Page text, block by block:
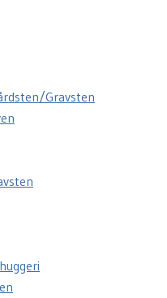
Gravsten